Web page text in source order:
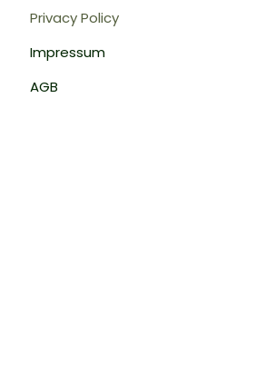
Privacy Policy
Impressum
AGB